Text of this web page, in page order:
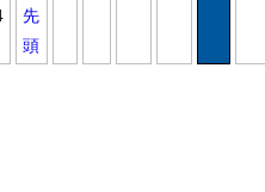
先
頭